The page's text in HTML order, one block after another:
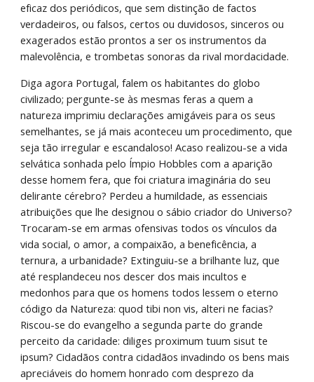
eficaz dos periódicos, que sem distinção de factos
verdadeiros, ou falsos, certos ou duvidosos, sinceros ou
exagerados estão prontos a ser os instrumentos da
malevolência, e trombetas sonoras da rival mordacidade.
Diga agora Portugal, falem os habitantes do globo
civilizado; pergunte-se às mesmas feras a quem a
natureza imprimiu declarações amigáveis para os seus
semelhantes, se já mais aconteceu um procedimento, que
seja tão irregular e escandaloso! Acaso realizou-se a vida
selvática sonhada pelo Ímpio Hobbles com a aparição
desse homem fera, que foi criatura imaginária do seu
delirante cérebro? Perdeu a humildade, as essenciais
atribuições que lhe designou o sábio criador do Universo?
Trocaram-se em armas ofensivas todos os vínculos da
vida social, o amor, a compaixão, a beneficência, a
ternura, a urbanidade? Extinguiu-se a brilhante luz, que
até resplandeceu nos descer dos mais incultos e
medonhos para que os homens todos lessem o eterno
código da Natureza: quod tibi non vis, alteri ne facias?
Riscou-se do evangelho a segunda parte do grande
perceito da caridade: diliges proximum tuum sisut te
ipsum? Cidadãos contra cidadãos invadindo os bens mais
apreciáveis do homem honrado com desprezo da